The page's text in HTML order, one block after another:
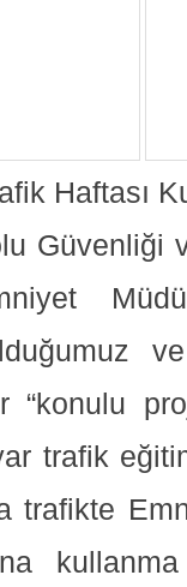
Haftası
Güvenliği
“konulu
trafik
trafikte